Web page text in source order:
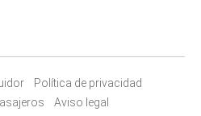
Política de privacidad
Aviso legal